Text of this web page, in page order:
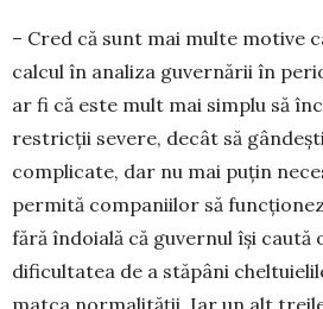
– Cred că sunt mai multe motive
calcul în analiza guvernării în
ar fi că este mult mai simplu să
restricții severe, decât să
complicate, dar nu mai puțin
permită companiilor să
fără îndoială că guvernul își
dificultatea de a stăpâni
matca normalității. Iar un alt